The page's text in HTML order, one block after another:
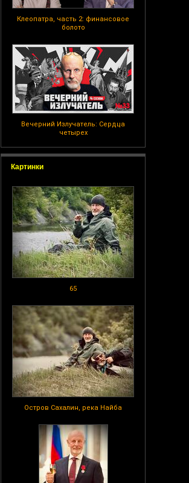
Клеопатра, часть 2: финансовое
болото
Вечерний Излучатель: Сердца
четырех
Картинки
65
Остров Сахалин, река Найба